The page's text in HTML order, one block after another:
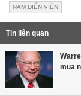
NAM DIỄN VIÊN
Tin liên quan
mua